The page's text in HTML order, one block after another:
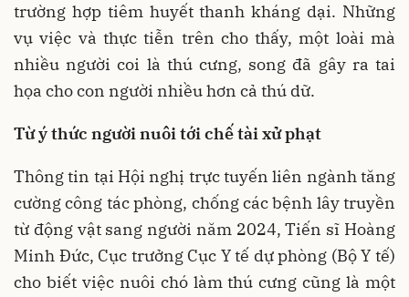
trường hợp tiêm huyết thanh kháng dại. Những
vụ việc và thực tiễn trên cho thấy, một loài mà
nhiều người coi là thú cưng, song đã gây ra tai
họa cho con người nhiều hơn cả thú dữ.
Từ ý thức người nuôi tới chế tài xử phạt
Thông tin tại Hội nghị trực tuyến liên ngành tăng
cường công tác phòng, chống các bệnh lây truyền
từ động vật sang người năm 2024, Tiến sĩ Hoàng
Minh Đức, Cục trưởng Cục Y tế dự phòng (Bộ Y tế)
cho biết việc nuôi chó làm thú cưng cũng là một